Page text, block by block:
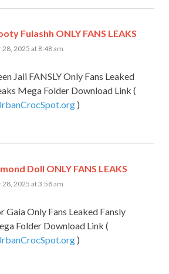
Fulashh ONLY FANS LEAKS
2025 at 8:48 am
Jaii FANSLY Only Fans Leaked
Mega Folder Download Link (
)
Doll ONLY FANS LEAKS
2025 at 3:58 am
Gaia Only Fans Leaked Fansly
Folder Download Link (
)